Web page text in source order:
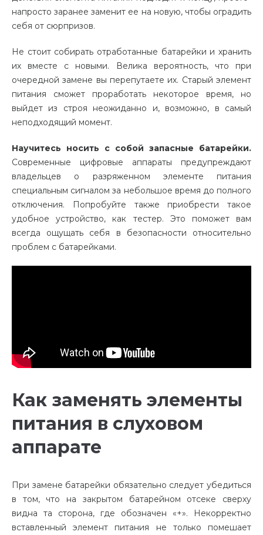
напросто заранее заменит ее на новую, чтобы оградить
себя от сюрпризов.
Не стоит собирать отработанные батарейки и хранить
их вместе с новыми. Велика вероятность, что при
очередной замене вы перепутаете их. Старый элемент
питания сможет проработать некоторое время, но
выйдет из строя неожиданно и, возможно, в самый
неподходящий момент.
Научитесь носить с собой запасные батарейки.
Современные цифровые аппараты предупреждают
владельцев о разряженном элементе питания
специальным сигналом за небольшое время до полного
отключения. Попробуйте также приобрести такое
удобное устройство, как тестер. Это поможет вам
всегда ощущать себя в безопасности относительно
проблем с батарейками.
Как заменять элементы
питания в слуховом
аппарате
При замене батарейки обязательно следует убедиться
в том, что на закрытом батарейном отсеке сверху
видна та сторона, где обозначен «+». Некорректно
вставленный элемент питания не только помешает